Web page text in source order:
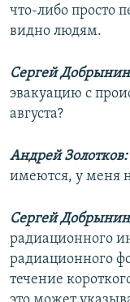
что-либо просто
видно людям.
Сергей
эвакуацию с
августа?
Андрей Золотков:
имеются, у меня
Сергей
радиационного
радиационного
течение